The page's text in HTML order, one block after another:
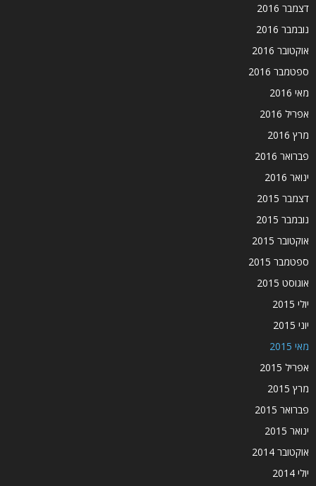
דצמבר 2016
נובמבר 2016
אוקטובר 2016
ספטמבר 2016
מאי 2016
אפריל 2016
מרץ 2016
פברואר 2016
ינואר 2016
דצמבר 2015
נובמבר 2015
אוקטובר 2015
ספטמבר 2015
אוגוסט 2015
יולי 2015
יוני 2015
מאי 2015
אפריל 2015
מרץ 2015
פברואר 2015
ינואר 2015
אוקטובר 2014
יולי 2014